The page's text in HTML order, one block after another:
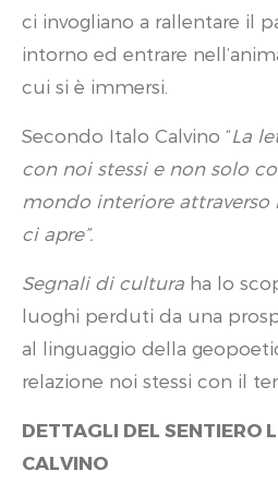
ci invogliano a rallentare il
intorno ed entrare
cui si è immersi.
Secondo Italo Calvino “La
con noi stessi e non solo
mondo interiore
ci apre”.
Segnali di cultura ha lo
luoghi perduti da una
al linguaggio della
relazione noi stessi con il
DETTAGLI DEL SENTIERO
CALVINO